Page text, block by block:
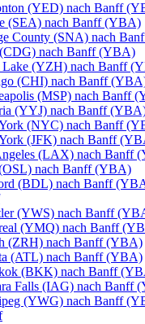
(YED) nach Banff
(SEA) nach Banff (YBA)
County (SNA) nach
nach Banff (YBA)
Lake (YZH) nach Banff
(CHI) nach Banff
(MSP) nach Banff
(YYJ) nach Banff
(NYC) nach Banff
(JFK) nach Banff
(LAX) nach Banff
nach Banff (YBA)
(BDL) nach Banff
(YWS) nach Banff
(YMQ) nach Banff
(ZRH) nach Banff (YBA)
(ATL) nach Banff (YBA)
(BKK) nach Banff
Falls (IAG) nach Banff
(YWG) nach Banff